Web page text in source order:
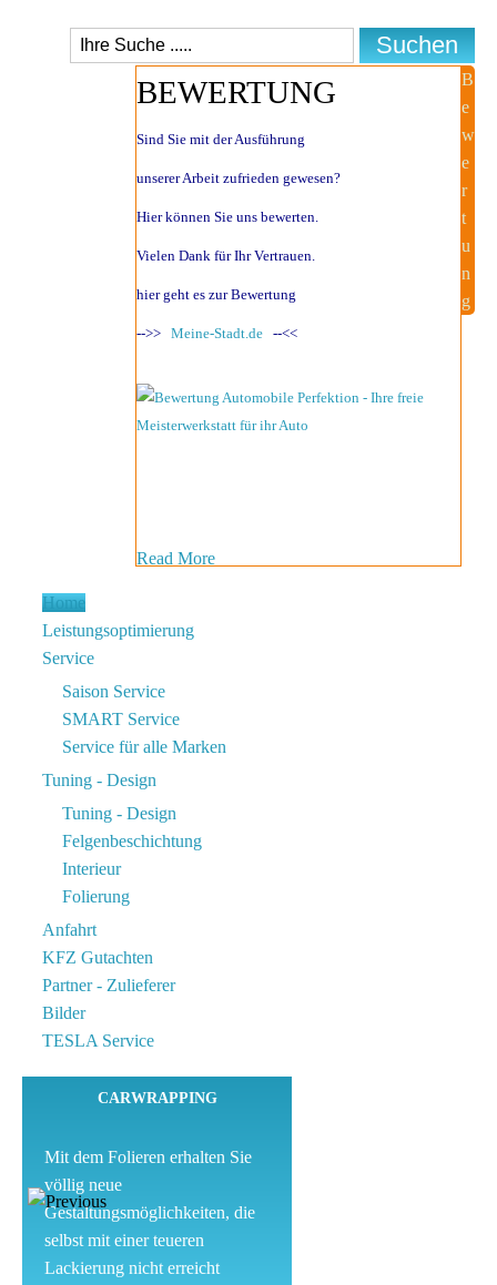
BEWERTUNG
Sind Sie mit der Ausführung
unserer Arbeit zufrieden gewesen?
Hier können Sie uns bewerten.
Vielen Dank für Ihr Vertrauen.
hier geht es zur Bewertung
-->> Meine-Stadt.de --<<
Read More
B
e
w
e
r
t
u
n
g
Home
Leistungsoptimierung
Service
Saison Service
SMART Service
Service für alle Marken
Tuning - Design
Tuning - Design
Felgenbeschichtung
Interieur
Folierung
Anfahrt
KFZ Gutachten
Partner - Zulieferer
Bilder
TESLA Service
CARWRAPPING
Mit dem Folieren erhalten Sie
völlig neue
Gestaltungsmöglichkeiten, die
selbst mit einer teueren
Lackierung nicht erreicht